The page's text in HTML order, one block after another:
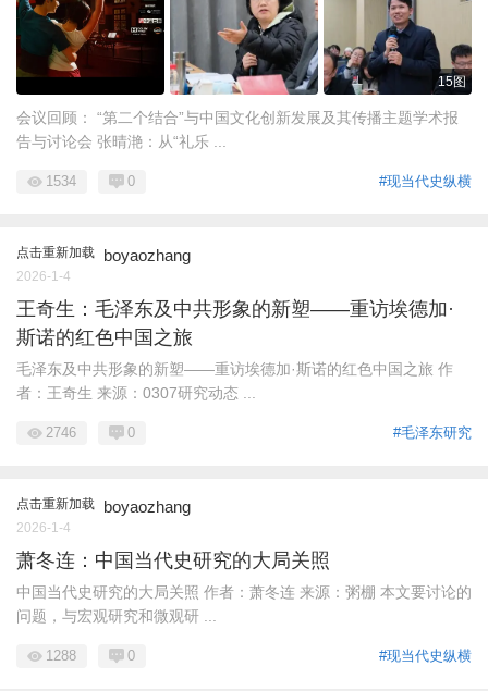
15图
会议回顾： “第二个结合”与中国文化创新发展及其传播主题学术报
告与讨论会 张晴滟：从“礼乐 ...
#现当代史纵横
1534 0
点击重新加载 boyaozhang
2026-1-4
王奇生：毛泽东及中共形象的新塑——重访埃德加·
斯诺的红色中国之旅
毛泽东及中共形象的新塑——重访埃德加·斯诺的红色中国之旅 作
者：王奇生 来源：0307研究动态 ...
#毛泽东研究
2746 0
点击重新加载 boyaozhang
2026-1-4
萧冬连：中国当代史研究的大局关照
中国当代史研究的大局关照 作者：萧冬连 来源：粥棚 本文要讨论的
问题，与宏观研究和微观研 ...
#现当代史纵横
1288 0